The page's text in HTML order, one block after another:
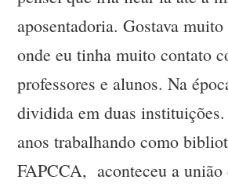
aposentadoria. Gostava
onde eu tinha muito contato
professores e alunos. Na
dividida em duas
anos trabalhando como
FAPCCA, aconteceu a união